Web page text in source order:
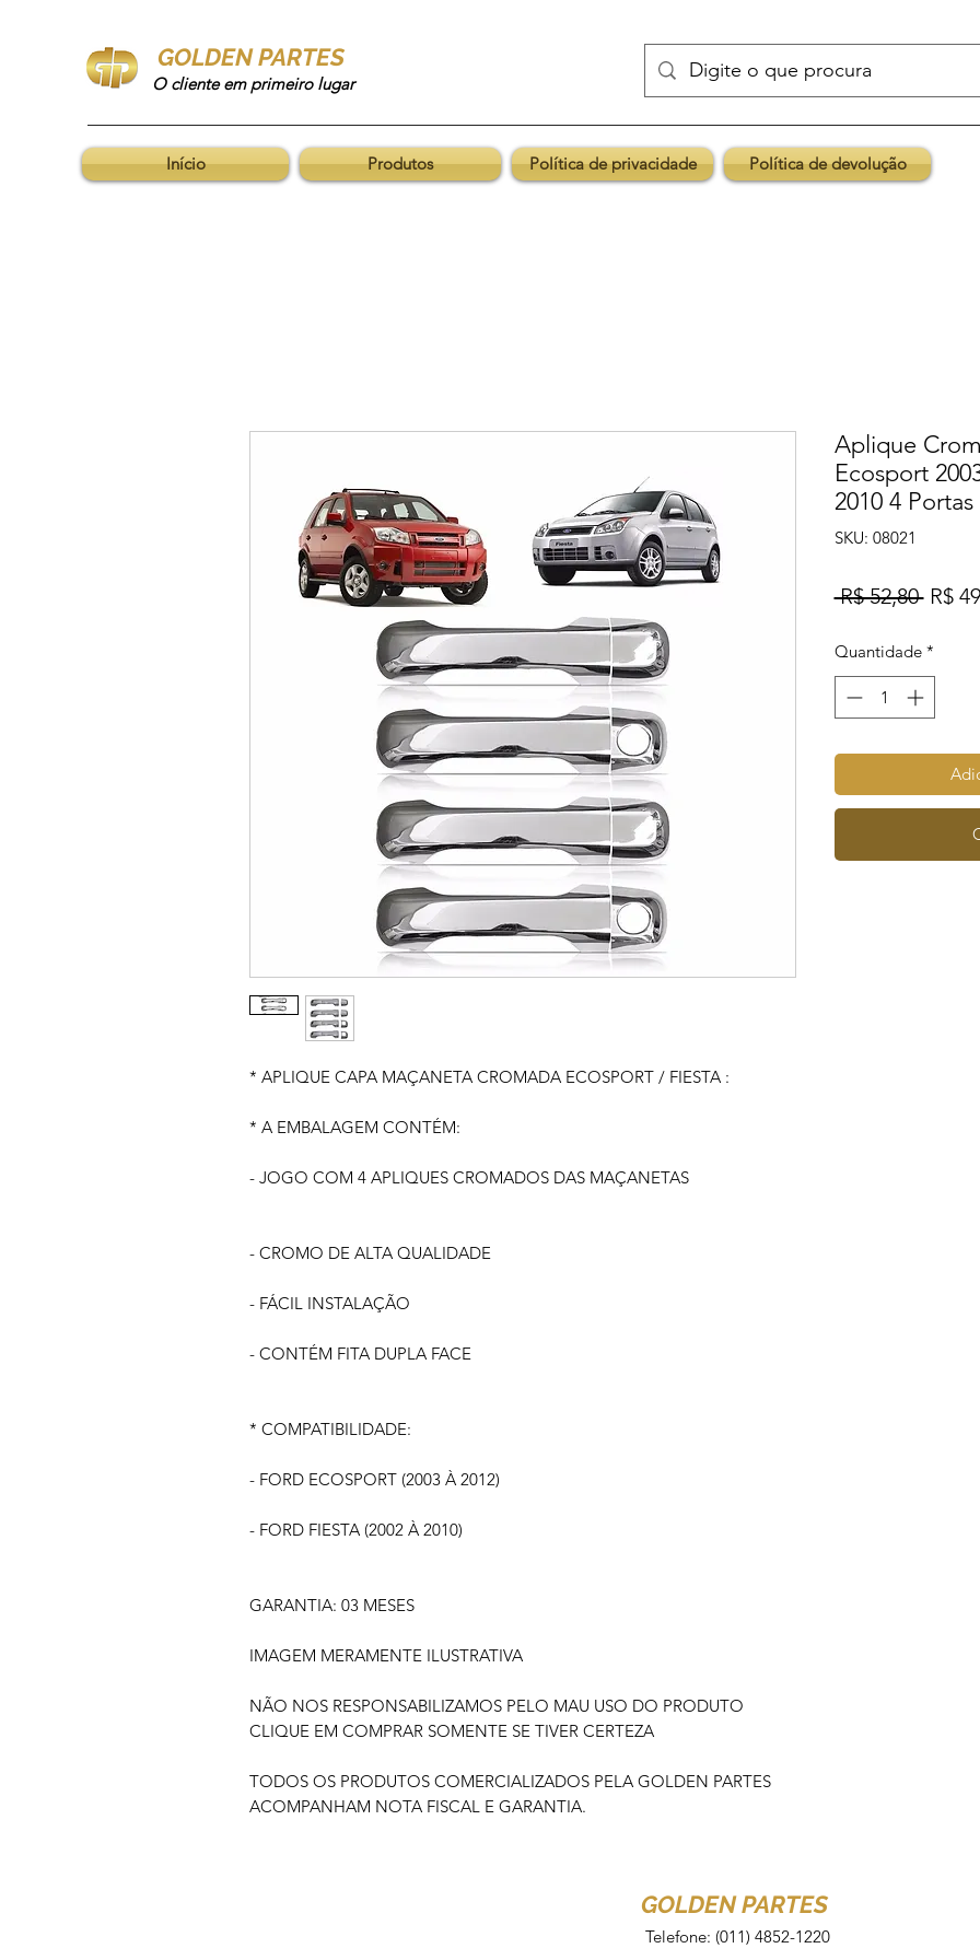
GOLDEN PARTES
O cliente em primeiro lugar
Início Produtos Política de privacidade Política de devolução
* APLIQUE CAPA MAÇANETA CROMADA ECOSPORT / FIESTA :
* A EMBALAGEM CONTÉM:
- JOGO COM 4 APLIQUES CROMADOS DAS MAÇANETAS
- CROMO DE ALTA QUALIDADE
- FÁCIL INSTALAÇÃO
- CONTÉM FITA DUPLA FACE
* COMPATIBILIDADE:
- FORD ECOSPORT (2003 À 2012)
- FORD FIESTA (2002 À 2010)
GARANTIA: 03 MESES
IMAGEM MERAMENTE ILUSTRATIVA
NÃO NOS RESPONSABILIZAMOS PELO MAU USO DO PRODUTO
CLIQUE EM COMPRAR SOMENTE SE TIVER CERTEZA
TODOS OS PRODUTOS COMERCIALIZADOS PELA GOLDEN PARTES
ACOMPANHAM NOTA FISCAL E GARANTIA.
Aplique
Ecosport
2010 4 Portas
SKU: 08021
R$ 52,80 Preço
R$
Quantidade *
GOLDEN PARTES
Telefone: (011) 4852-1220